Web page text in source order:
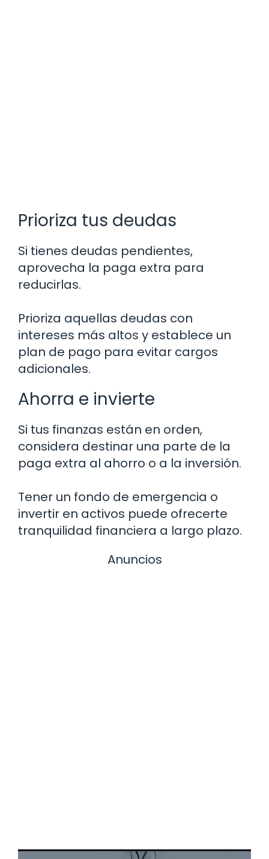
Prioriza tus deudas
Si tienes deudas pendientes,
aprovecha la paga extra para
reducirlas.
Prioriza aquellas deudas con
intereses más altos y establece un
plan de pago para evitar cargos
adicionales.
Ahorra e invierte
Si tus finanzas están en orden,
considera destinar una parte de la
paga extra al ahorro o a la inversión.
Tener un fondo de emergencia o
invertir en activos puede ofrecerte
tranquilidad financiera a largo plazo.
Anuncios